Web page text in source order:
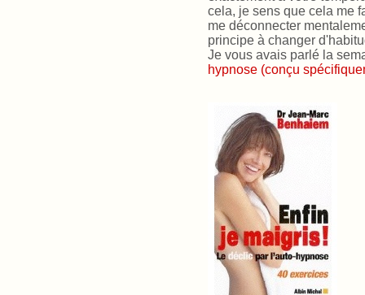
cela, je sens que cela me
me déconnecter
principe à changer
Je vous avais parlé la
hypnose (conçu